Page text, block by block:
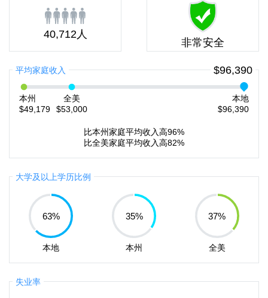
40,712人
非常安全
平均家庭收入 $96,390
本州
$49,179
全美
$53,000
本地
$96,390
比本州家庭平均收入高96%
比全美家庭平均收入高82%
大学及以上学历比例
63%
本地
35%
本州
37%
全美
失业率